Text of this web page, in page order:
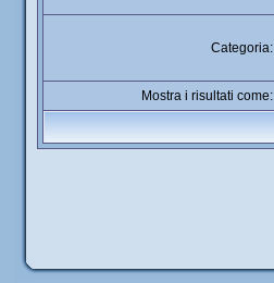
Categoria:
Mostra i risultati come: